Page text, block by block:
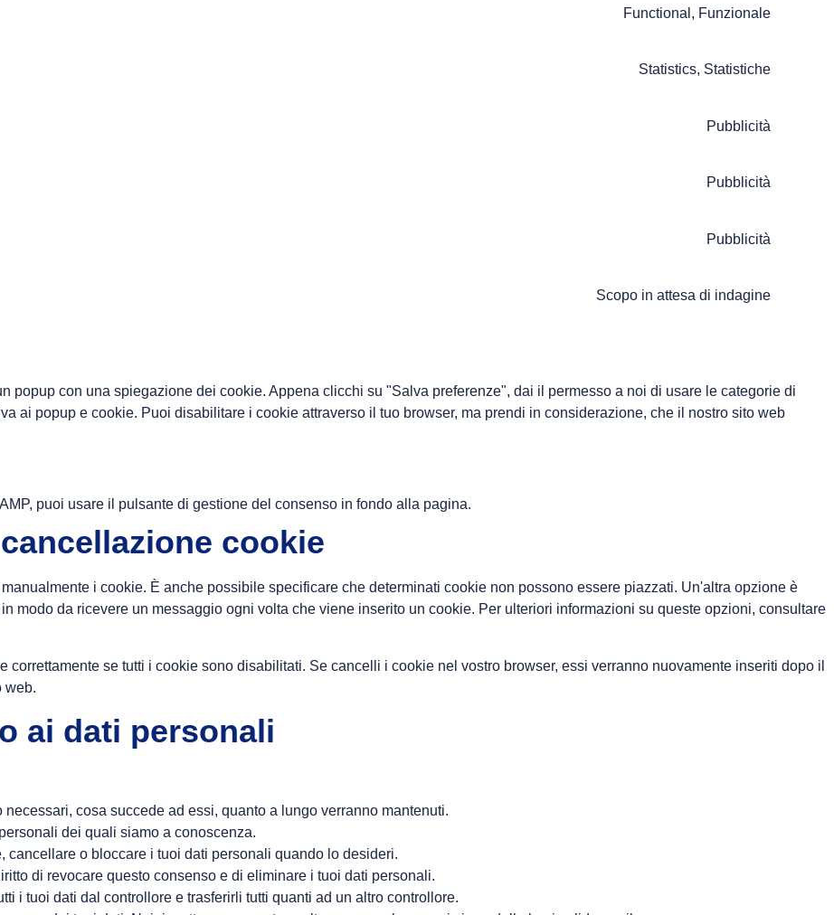
Functional, Funzionale
Statistics, Statistiche
Pubblicità
Pubblicità
Pubblicità
Scopo in attesa di indagine
popup con una spiegazione dei cookie. Appena clicchi su "Salva preferenze", dai il permesso a noi di usare le categorie di
ai popup e cookie. Puoi disabilitare i cookie attraverso il tuo browser, ma prendi in considerazione, che il nostro sito web
puoi usare il pulsante di gestione del consenso in fondo alla pagina.
cookie
i cookie. È anche possibile specificare che determinati cookie non possono essere piazzati. Un'altra opzione è
modo da ricevere un messaggio ogni volta che viene inserito un cookie. Per ulteriori informazioni su queste opzioni, consultare
se tutti i cookie sono disabilitati. Se cancelli i cookie nel vostro browser, essi verranno nuovamente inseriti dopo il
web.
ai dati personali
cosa succede ad essi, quanto a lungo verranno mantenuti.
dei quali siamo a conoscenza.
cancellare o bloccare i tuoi dati personali quando lo desideri.
di revocare questo consenso e di eliminare i tuoi dati personali.
i tuoi dati dal controllore e trasferirli tutti quanti ad un altro controllore.